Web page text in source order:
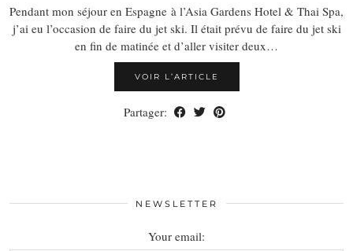
Pendant mon séjour en Espagne à l’Asia Gardens Hotel & Thai Spa,
j’ai eu l’occasion de faire du jet ski. Il était prévu de faire du jet ski
en fin de matinée et d’aller visiter deux…
VOIR L’ARTICLE
Partager:
NEWSLETTER
Your email: